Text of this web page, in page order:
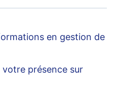
en gestion de
présence sur